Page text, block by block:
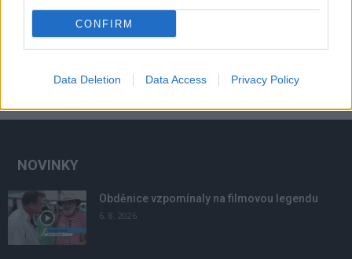
CONFIRM
Data Deletion Data Access Privacy Policy
NOVINKY
Obděnice vzpomínaly na filmovou legendu
6. 8. 2026